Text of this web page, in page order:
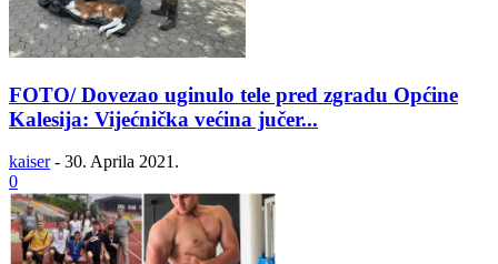
FOTO/ Dovezao uginulo tele pred zgradu Općine
Kalesija: Vijećnička većina jučer...
kaiser - 30. Aprila 2021.
0